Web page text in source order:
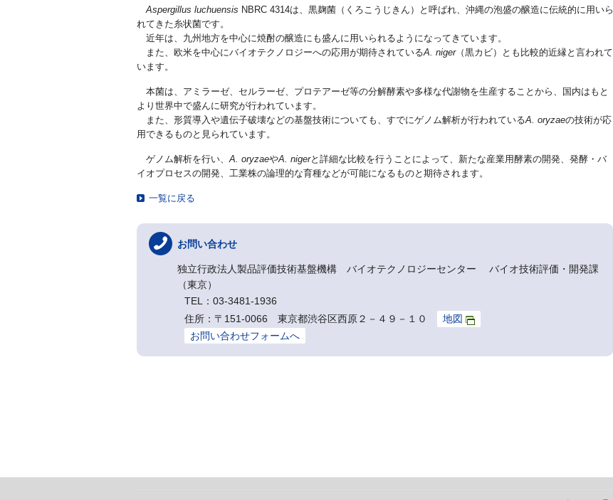
Aspergillus luchuensis NBRC 4314は、黒麹菌（くろこうじきん）と呼ばれ、沖縄の泡盛の醸造に伝統的に用いら
れてきた糸状菌です。
近年は、九州地方を中心に焼酎の醸造にも盛んに用いられるようになってきています。
また、欧米を中心にバイオテクノロジーへの応用が期待されているA. niger（黒カビ）とも比較的近縁と言われて
います。
本菌は、アミラーゼ、セルラーゼ、プロテアーゼ等の分解酵素や多様な代謝物を生産することから、国内はもと
より世界中で盛んに研究が行われています。
また、形質導入や遺伝子破壊などの基盤技術についても、すでにゲノム解析が行われているA. oryzaeの技術が応
用できるものと見られています。
ゲノム解析を行い、A. oryzaeやA. nigerと詳細な比較を行うことによって、新たな産業用酵素の開発、発酵・バ
イオプロセスの開発、工業株の論理的な育種などが可能になるものと期待されます。
一覧に戻る
お問い合わせ
独立行政法人製品評価技術基盤機構 バイオテクノロジーセンター バイオ技術評価・開発課
（東京）
TEL：03-3481-1936
住所：〒151-0066 東京都渋谷区西原２－４９－１０
地図
お問い合わせフォームへ